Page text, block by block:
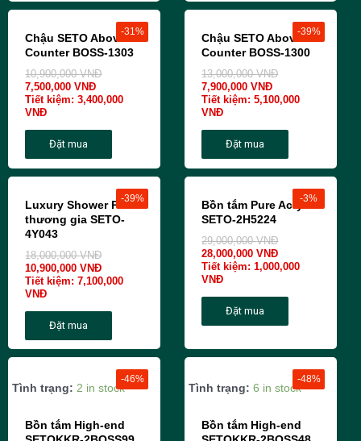
-31%
Chậu SETO Above
Counter BOSS-1303
10,900,000VNĐ
7,500,000VNĐ
Tiết kiệm:3,400,000
VNĐ
Đặt mua
-39%
Chậu SETO Above
Counter BOSS-1300
13,000,000VNĐ
7,900,000VNĐ
Tiết kiệm:5,100,000
VNĐ
Đặt mua
-39%
Luxury Shower Panel
thương gia SETO-
4Y043
18,000,000VNĐ
10,900,000VNĐ
Tiết kiệm:7,100,000
VNĐ
Đặt mua
-3%
Bồn tắm Pure Acrylic
SETO-2H5224
29,000,000VNĐ
28,000,000VNĐ
Tiết kiệm:1,000,000
VNĐ
Đặt mua
-46%
Tình trạng: 2 in stock
Bồn tắm High-end
-48%
Tình trạng: 6 in stock
Bồn tắm High-end